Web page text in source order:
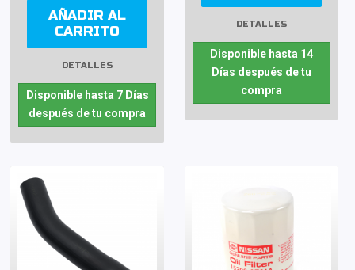
AÑADIR AL
CARRITO
DETALLES
Disponible hasta 7 Días
después de tu compra
DETALLES
Disponible hasta 14
Días después de tu
compra